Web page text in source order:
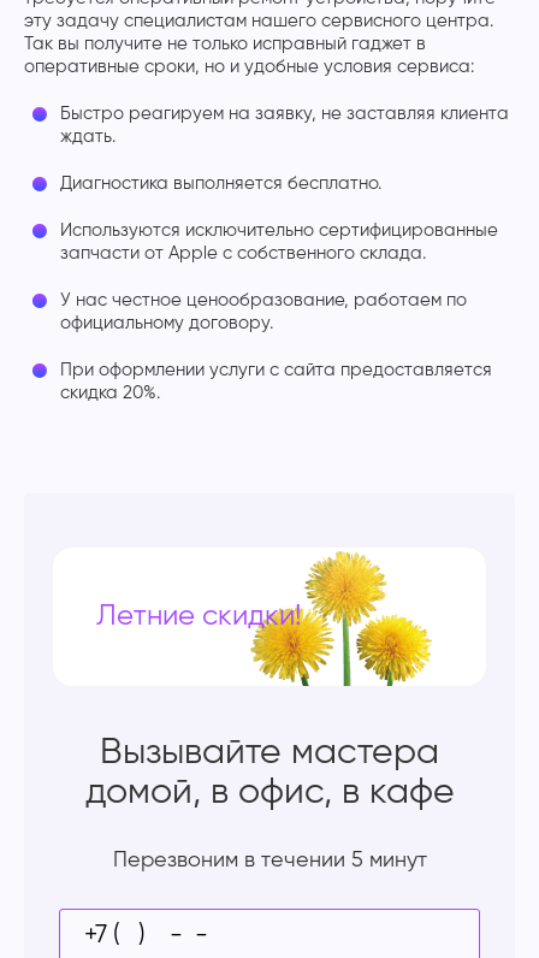
эту задачу специалистам нашего сервисного центра.
Так вы получите не только исправный гаджет в
оперативные сроки, но и удобные условия сервиса:
Быстро реагируем на заявку, не заставляя клиента
ждать.
Диагностика выполняется бесплатно.
Используются исключительно сертифицированные
запчасти от Apple с собственного склада.
У нас честное ценообразование, работаем по
официальному договору.
При оформлении услуги с сайта предоставляется
скидка 20%.
Летние скидки!
Вызывайте мастера
домой, в офис, в кафе
Перезвоним в течении 5 минут